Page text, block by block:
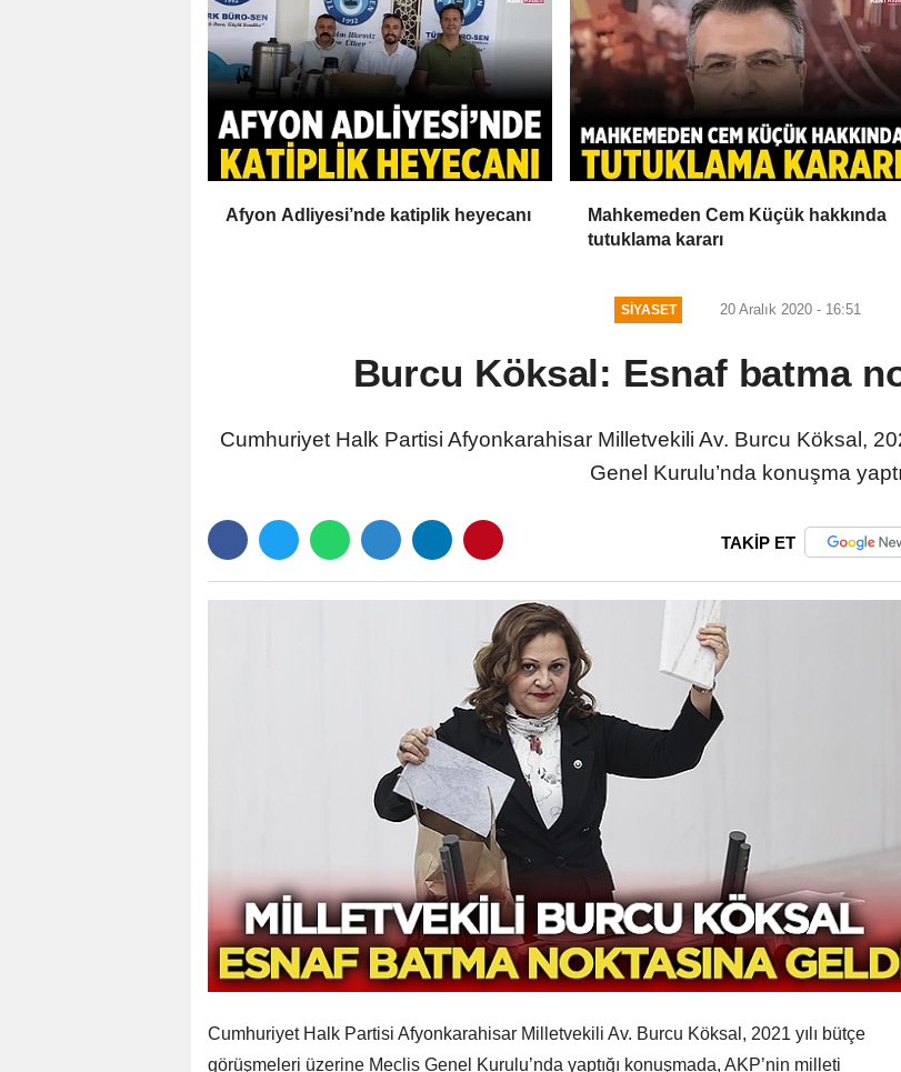
Afyon Adliyesi’nde katiplik heyecanı
Mahkemeden Cem Küçük hakkında
tutuklama kararı
SIYASET 20 Aralık 2020 - 16:51
Burcu Köksal: Esnaf batma
Cumhuriyet Halk Partisi Afyonkarahisar Milletvekili Av. Burcu Köksal,
Genel Kurulu’nda konuşma yaptı
TAKİP ET
Cumhuriyet Halk Partisi Afyonkarahisar Milletvekili Av. Burcu Köksal, 2021 yılı bütçe
görüşmeleri üzerine Meclis Genel Kurulu’nda yaptığı konuşmada, AKP’nin milleti